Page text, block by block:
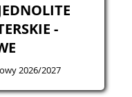
-
2026/2027